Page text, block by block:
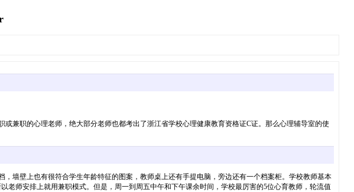
兼职的心理老师，绝大部分老师也都考出了浙江省学校心理健康教育资格证C证。那么心理辅导室的使
墙壁上也有很符合学生年龄特征的图案，教师桌上还有手提电脑，旁边还有一个档案柜。学校教师基本
师安排上就用兼职模式。但是，周一到周五中午和下午课余时间，学校最厉害的5位心育教师，轮流值